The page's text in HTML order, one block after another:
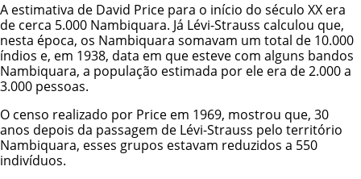
A estimativa de David Price para o início do século XX era
de cerca 5.000 Nambiquara. Já Lévi-Strauss calculou que,
nesta época, os Nambiquara somavam um total de 10.000
índios e, em 1938, data em que esteve com alguns bandos
Nambiquara, a população estimada por ele era de 2.000 a
3.000 pessoas.
O censo realizado por Price em 1969, mostrou que, 30
anos depois da passagem de Lévi-Strauss pelo território
Nambiquara, esses grupos estavam reduzidos a 550
indivíduos.